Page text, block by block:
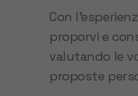
Con
proporvi e
valutando le
proposte